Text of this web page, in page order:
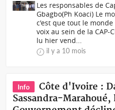
Les responsables de
Gbagbo(Ph Koaci) Le
c'est que tout le
voix au sein de la CAP-
lu hier vend...
il y a 10 mois
Info
Côte d'Ivoire :
Sassandra-